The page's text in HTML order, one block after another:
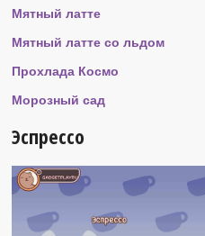
Мятный латте
Мятный латте со льдом
Прохлада Космо
Морозный сад
Эспрессо